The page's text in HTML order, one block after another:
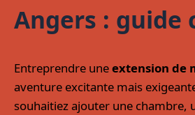
Angers : guide
Entreprendre uneextension de
aventure excitante mais
souhaitiez ajouter une chambre,